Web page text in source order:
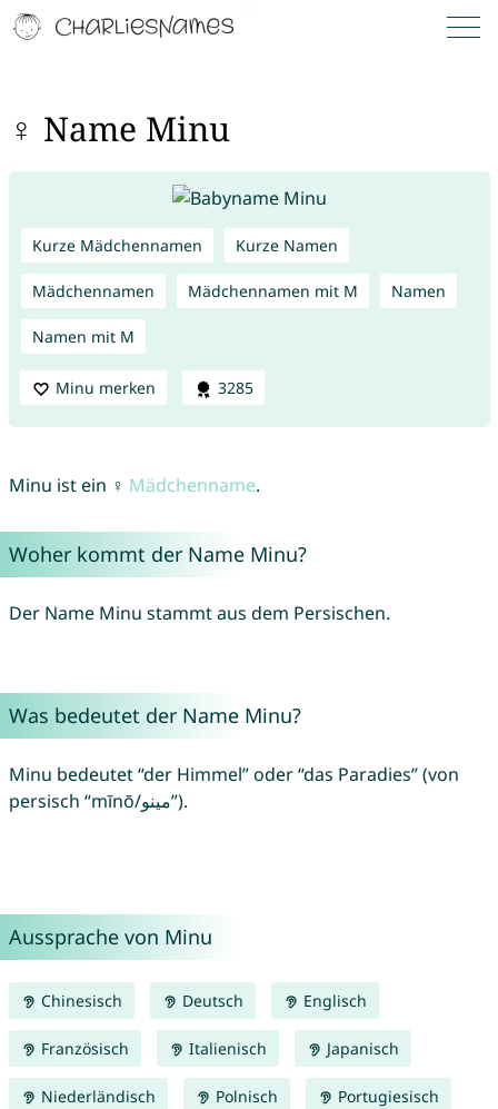
♀ Name Minu
Kurze Mädchennamen Kurze Namen
Mädchennamen Mädchennamen mit M Namen
Namen mit M
Minu merken 3285
Minu ist ein ♀ Mädchenname.
Woher kommt der Name Minu?
Der Name Minu stammt aus dem Persischen.
Was bedeutet der Name Minu?
Minu bedeutet “der Himmel” oder “das Paradies” (von
persisch “mīnō/مینو”).
Aussprache von Minu
Chinesisch Deutsch Englisch
Französisch Italienisch Japanisch
Niederländisch Polnisch Portugiesisch